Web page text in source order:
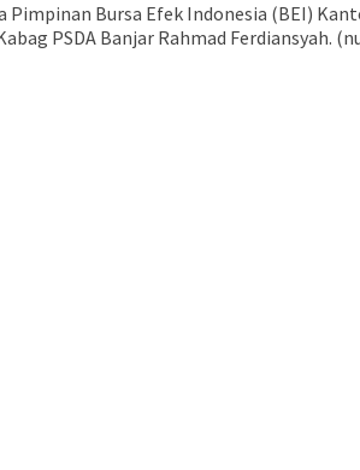
Bursa Efek Indonesia (BEI)
PSDA Banjar Rahmad Ferdiansyah.